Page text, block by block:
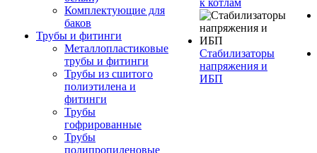
Комплектующие для
баков
Трубы и фитинги
Металлопластиковые
трубы и фитинги
Трубы из сшитого
полиэтилена и
фитинги
Трубы
гофрированные
Трубы
полипропиленовые
к котлам
Стабилизаторы
напряжения и
ИБП